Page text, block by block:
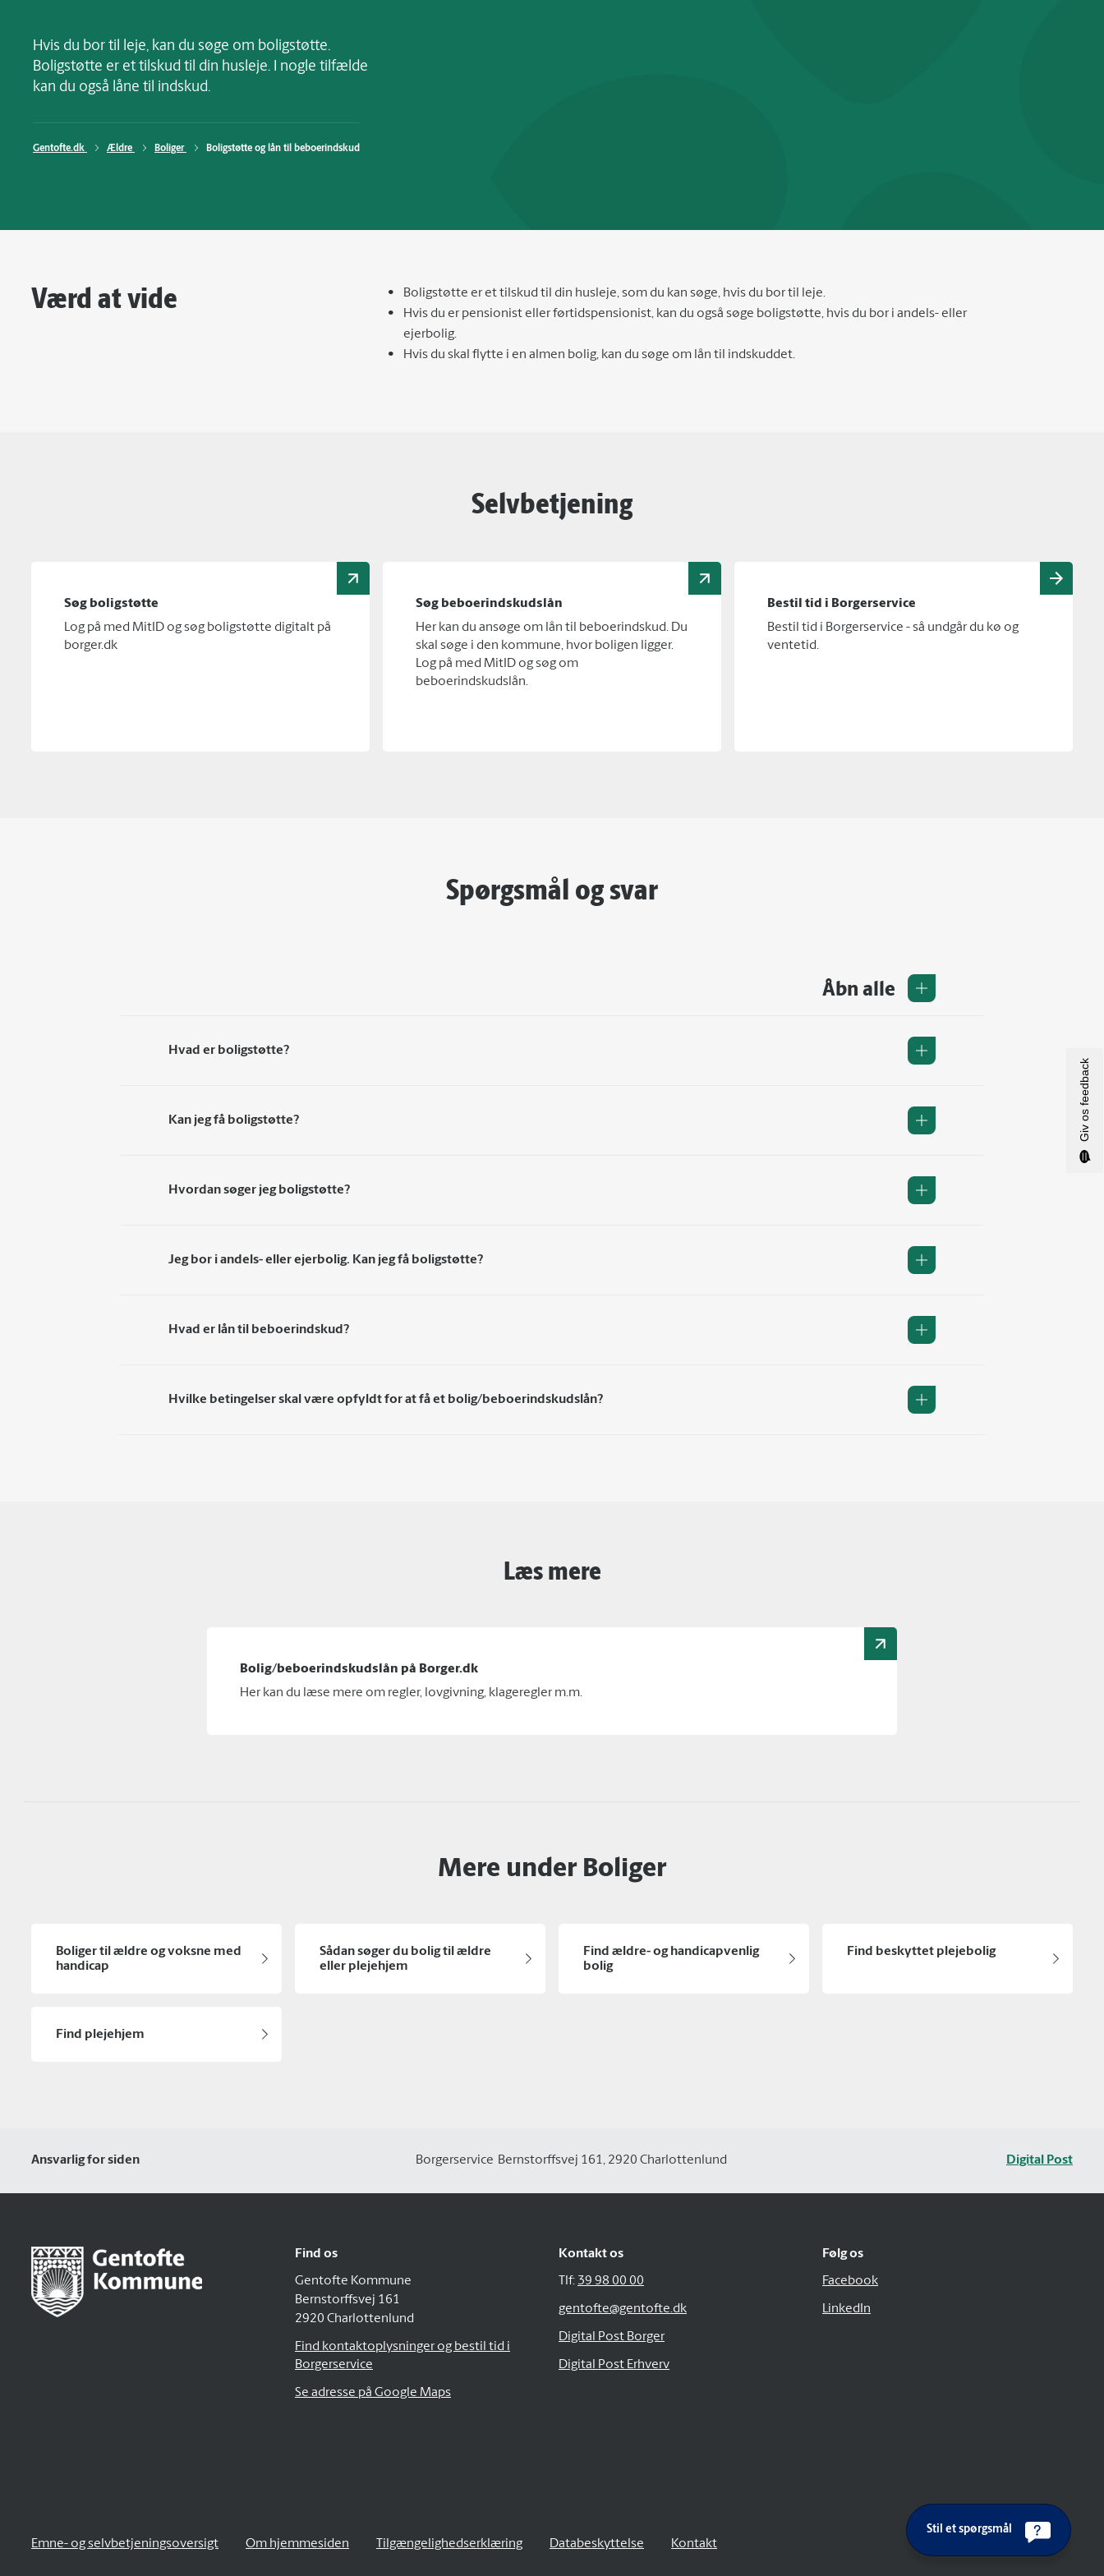
Hvis du bor til leje, kan du søge om boligstøtte.
Boligstøtte er et tilskud til din husleje. I nogle tilfælde
kan du også låne til indskud.
Gentofte.dk Ældre Boliger Boligstøtte og lån til beboerindskud
Værd at vide
Boligstøtte er et tilskud til din husleje, som du kan søge, hvis du bor til leje.
Hvis du er pensionist eller førtidspensionist, kan du også søge boligstøtte, hvis du bor i andels- eller
ejerbolig.
Hvis du skal flytte i en almen bolig, kan du søge om lån til indskuddet.
Selvbetjening
Søg boligstøtte
Log på med MitID og søg boligstøtte digitalt på
borger.dk
Søg beboerindskudslån
Her kan du ansøge om lån til beboerindskud. Du
skal søge i den kommune, hvor boligen ligger.
Log på med MitID og søg om
beboerindskudslån.
Bestil tid i Borgerservice
Bestil tid i Borgerservice - så undgår du kø og
ventetid.
Spørgsmål og svar
Åbn alle
Hvad er boligstøtte?
Kan jeg få boligstøtte?
Hvordan søger jeg boligstøtte?
Jeg bor i andels- eller ejerbolig. Kan jeg få boligstøtte?
Hvad er lån til beboerindskud?
Hvilke betingelser skal være opfyldt for at få et bolig/beboerindskudslån?
Læs mere
Bolig/beboerindskudslån på Borger.dk
Her kan du læse mere om regler, lovgivning, klageregler m.m.
Mere under Boliger
Boliger til ældre og voksne med
handicap
Sådan søger du bolig til ældre
eller plejehjem
Find ældre- og handicapvenlig
bolig
Find beskyttet plejebolig
Find plejehjem
Ansvarlig for siden Borgerservice Bernstorffsvej 161, 2920 Charlottenlund Digital Post
Find os
Gentofte Kommune
Bernstorffsvej 161
2920 Charlottenlund
Find kontaktoplysninger og bestil tid i
Borgerservice
Se adresse på Google Maps
Kontakt os
Tlf: 39 98 00 00
gentofte@gentofte.dk
Digital Post Borger
Digital Post Erhverv
Følg os
Facebook
LinkedIn
Emne- og selvbetjeningsoversigt Om hjemmesiden Tilgængelighedserklæring Databeskyttelse Kontakt
Giv os feedback
Stil et spørgsmål